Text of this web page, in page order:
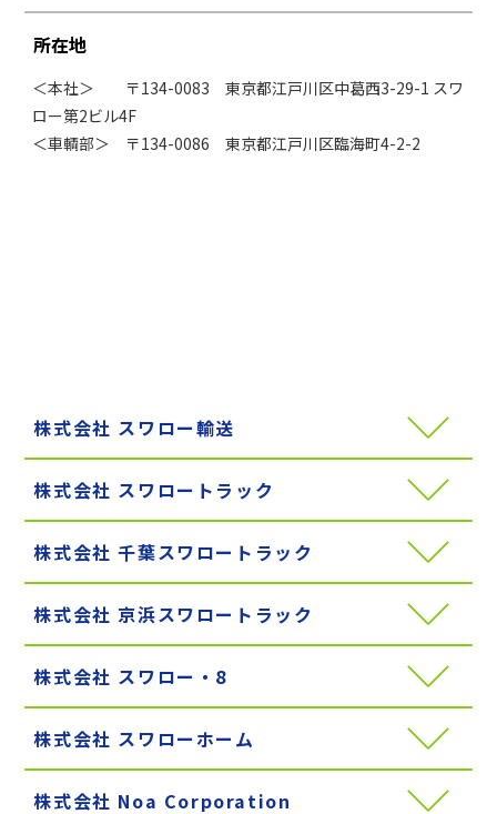
所在地
＜本社＞ 〒134-0083 東京都江戸川区中葛西3-29-1 スワ
ロー第2ビル4F
＜車輌部＞ 〒134-0086 東京都江戸川区臨海町4-2-2
株式会社 スワロー輸送
株式会社 スワロートラック
株式会社 千葉スワロートラック
株式会社 京浜スワロートラック
株式会社 スワロー・8
株式会社 スワローホーム
株式会社 Noa Corporation